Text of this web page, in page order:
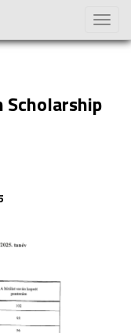
Toggle
Scholarship